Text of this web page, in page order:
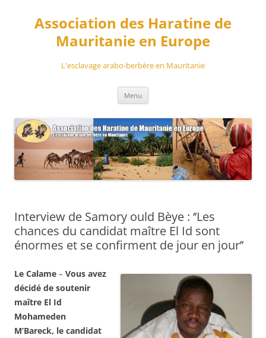
contenuAssociation des Haratine de
Mauritanie en Europe
L'esclavage arabo-berbère en Mauritanie
Menu
Interview de Samory ould Bèye : ‘’Les
chances du candidat maître El Id sont
énormes et se confirment de jour en jour’’
Le Calame – Vous avez
décidé de soutenir
maître El Id
Mohameden
M’Bareck, le candidat